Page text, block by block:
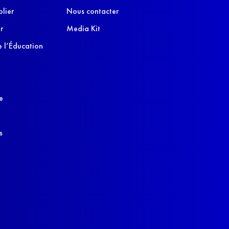
l’Éducation
Nous contacter
Media Kit